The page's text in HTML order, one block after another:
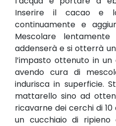
Inserire il cacao e
continuamente e
Mescolare
addenserà e si otterrà
l’impasto ottenuto in
avendo cura di
indurisca in superficie.
mattarello sino ad
ricavarne dei cerchi di
un cucchiaio di